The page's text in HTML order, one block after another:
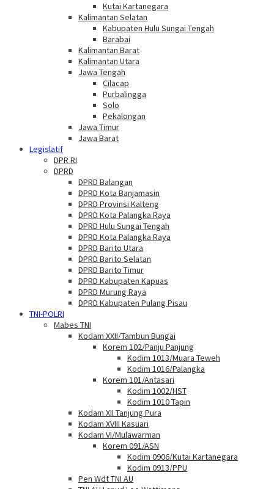
Kutai Kartanegara
Kalimantan Selatan
Kabupaten Hulu Sungai Tengah
Barabai
Kalimantan Barat
Kalimantan Utara
Jawa Tengah
Cilacap
Purbalingga
Solo
Pekalongan
Jawa Timur
Jawa Barat
Legislatif
DPR RI
DPRD
DPRD Balangan
DPRD Kota Banjamasin
DPRD Provinsi Kalteng
DPRD Kota Palangka Raya
DPRD Hulu Sungai Tengah
DPRD Kota Palangka Raya
DPRD Barito Utara
DPRD Barito Selatan
DPRD Barito Timur
DPRD Kabupaten Kapuas
DPRD Murung Raya
DPRD Kabupaten Pulang Pisau
TNI-POLRI
Mabes TNI
Kodam XXII/Tambun Bungai
Korem 102/Panju Panjung
Kodim 1013/Muara Teweh
Kodim 1016/Palangka
Korem 101/Antasari
Kodim 1002/HST
Kodim 1010 Tapin
Kodam XII Tanjung Pura
Kodam XVIII Kasuari
Kodam VI/Mulawarman
Korem 091/ASN
Kodim 0906/Kutai Kartanegara
Kodim 0913/PPU
Pen Wdt TNI AU